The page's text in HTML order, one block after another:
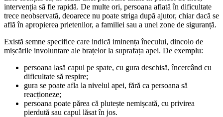
intervenția să fie rapidă. De multe ori, persoana aflată în dificultate
trece neobservată, deoarece nu poate striga după ajutor, chiar dacă se
află în apropierea prietenilor, a familiei sau a unei zone de siguranță.
Există semne specifice care indică iminența înecului, dincolo de
mișcările involuntare ale brațelor la suprafața apei. De exemplu:
persoana lasă capul pe spate, cu gura deschisă, încercând cu
dificultate să respire;
gura se poate afla la nivelul apei, fără ca persoana să
reacționeze;
persoana poate părea că plutește nemișcată, cu privirea
pierdută sau capul lăsat în jos.